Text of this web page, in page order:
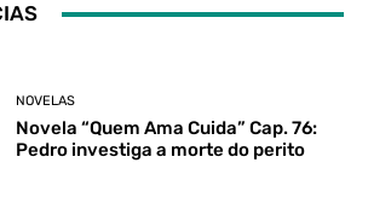
NOVELAS
Novela “Quem Ama Cuida” Cap. 76:
Pedro investiga a morte do perito